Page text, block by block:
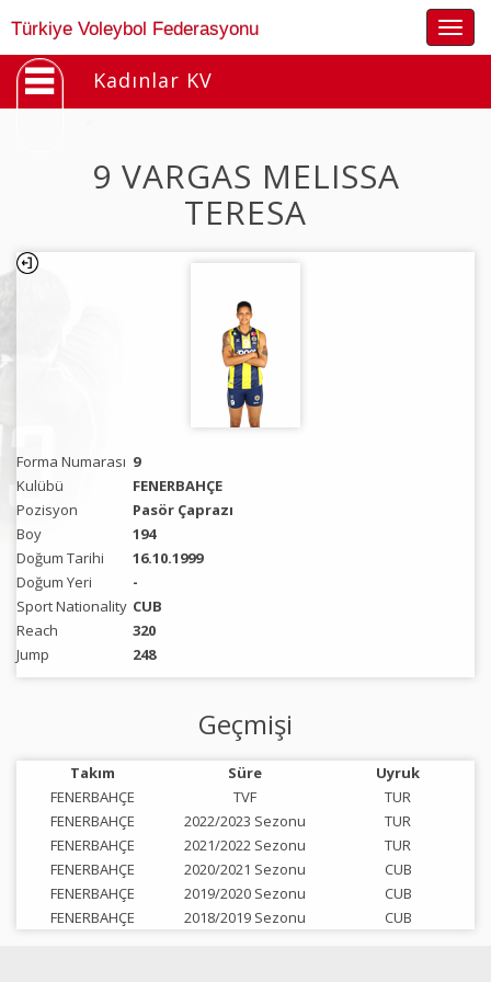
Türkiye Voleybol Federasyonu
Kadınlar KV
9 VARGAS MELISSA
TERESA
Forma Numarası 9
Kulübü
FENERBAHÇE
Pozisyon
Pasör Çaprazı
Boy
194
Doğum Tarihi
16.10.1999
Doğum Yeri
-
Sport Nationality CUB
Reach
320
Jump
248
Geçmişi
Takım Süre
Uyruk
FENERBAHÇE
TVF
TUR
FENERBAHÇE
2022/2023 Sezonu
TUR
FENERBAHÇE
2021/2022 Sezonu
TUR
FENERBAHÇE
2020/2021 Sezonu
CUB
FENERBAHÇE
2019/2020 Sezonu
CUB
FENERBAHÇE
2018/2019 Sezonu CUB